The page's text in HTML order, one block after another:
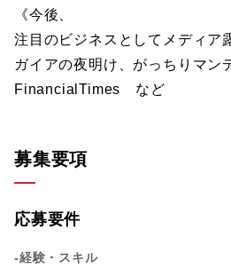
《今後、
注目のビジネスとしてメディア
ガイアの夜明け、がっちりマン
FinancialTimes など
募集要項
応募要件
-経験・スキル